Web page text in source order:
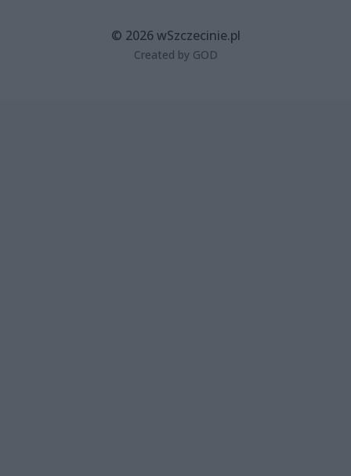
© 2026 wSzczecinie.pl
Created by GOD